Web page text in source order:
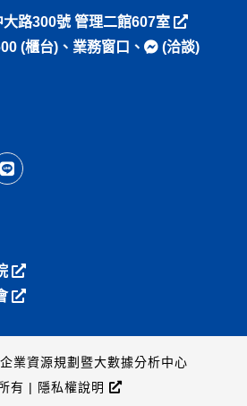
路300號 管理二館607室
(櫃台)、 業務窗口 、
(洽談)
業資源規劃暨大數據分析中心
有 | 隱私權說明